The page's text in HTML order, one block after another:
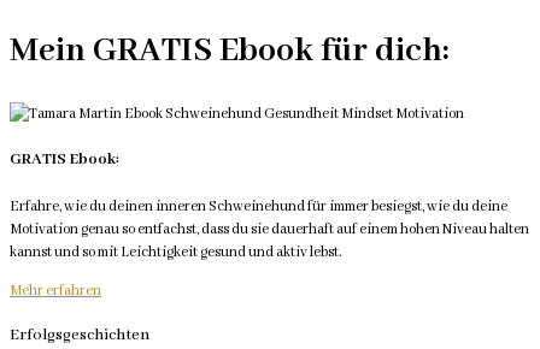
Mein GRATIS Ebook für dich:
GRATIS Ebook:
Erfahre, wie du deinen inneren Schweinehund für immer besiegst, wie du deine
Motivation genau so entfachst, dass du sie dauerhaft auf einem hohen Niveau halten
kannst und so mit Leichtigkeit gesund und aktiv lebst.
Mehr erfahren
Erfolgsgeschichten